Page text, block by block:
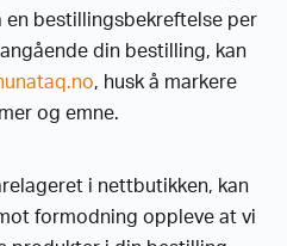
bestillingsbekreftelse per
din bestilling, kan
, husk å markere
og emne.
i nettbutikken, kan
formodning oppleve at vi